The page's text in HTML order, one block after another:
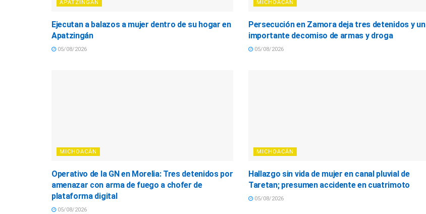
APATZINGÁN
Ejecutan a balazos a mujer dentro de su hogar en
Apatzingán
05/08/2026
MICHOACÁN
Persecución en Zamora deja tres detenidos y un
importante decomiso de armas y droga
05/08/2026
MICHOACÁN
Operativo de la GN en Morelia: Tres detenidos por
amenazar con arma de fuego a chofer de
plataforma digital
05/08/2026
MICHOACÁN
Hallazgo sin vida de mujer en canal pluvial de
Taretan; presumen accidente en cuatrimoto
05/08/2026